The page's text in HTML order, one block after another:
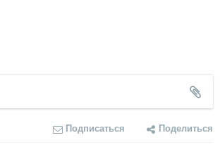
Подписаться Поделиться